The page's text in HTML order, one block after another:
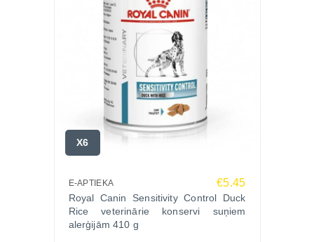
X6
E-APTIEKA €5.45
Royal Canin Sensitivity Control Duck
Rice veterinārie konservi suņiem
alerģijām 410 g